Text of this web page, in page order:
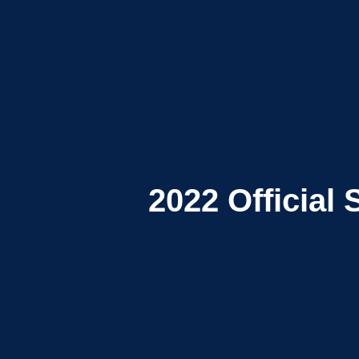
2022 Official